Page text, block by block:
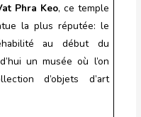
Phra Keo, ce temple
la plus réputée: le
au début du
un musée où l’on
d’objets d’art